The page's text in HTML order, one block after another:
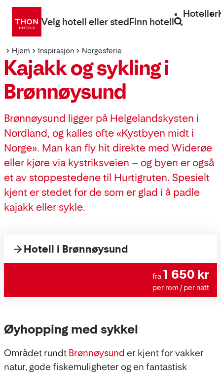
Gå
direkte
Velg hotell eller stedFinn hotell
Hoteller
Hjem Inspirasjon Norgesferie
Kajakk og sykling i
Brønnøysund
Brønnøysund ligger på Helgelandskysten i
Nordland, og kalles ofte «Kystbyen midt i
Norge». Man kan fly hit direkte med Widerøe
eller kjøre via kystriksveien – og byen er også
et av stoppestedene til Hurtigruten. Spesielt
kjent er stedet for de som er glad i å padle
kajakk eller sykle.
Hotell i Brønnøysund
fra 1 650 kr
per rom / per natt
Øyhopping med sykkel
Området rundt Brønnøysund er kjent for vakker
natur, gode fiskemuligheter og en fantastisk